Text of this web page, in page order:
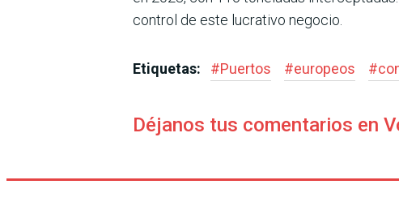
control de este lucrativo negocio.
Etiquetas: #Puertos #europeos #
Déjanos tus comentarios en